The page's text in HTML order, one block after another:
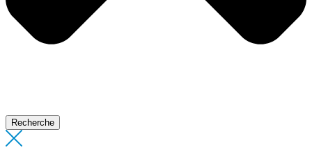
Recherche